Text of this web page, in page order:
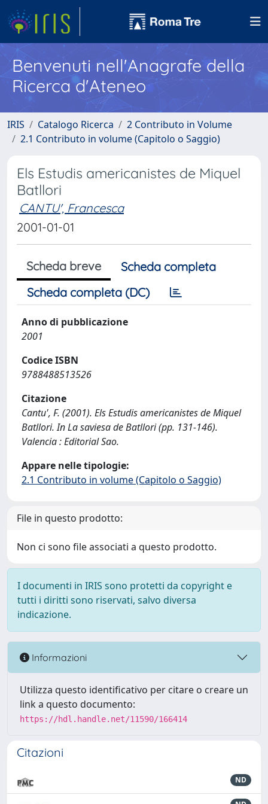
Benvenuti nell'Anagrafe della
Ricerca d'Ateneo
IRIS Catalogo Ricerca
2 Contributo in Volume
2.1 Contributo in volume (Capitolo o Saggio)
Els Estudis americanistes de Miquel
Batllori
CANTU', Francesca
2001-01-01
Scheda breve
Scheda completa
Scheda completa (DC)
Anno di pubblicazione
2001
Codice ISBN
9788488513526
Citazione
Cantu', F. (2001). Els Estudis americanistes de Miquel
Batllori. In La saviesa de Batllori (pp. 131-146).
Valencia : Editorial Sao.
Appare nelle tipologie:
2.1 Contributo in volume (Capitolo o Saggio)
File in questo prodotto:
Non ci sono file associati a questo prodotto.
I documenti in IRIS sono protetti da copyright e
tutti i diritti sono riservati, salvo diversa
indicazione.
Informazioni
Utilizza questo identificativo per citare o creare un
link a questo documento:
https://hdl.handle.net/11590/166414
Citazioni
ND